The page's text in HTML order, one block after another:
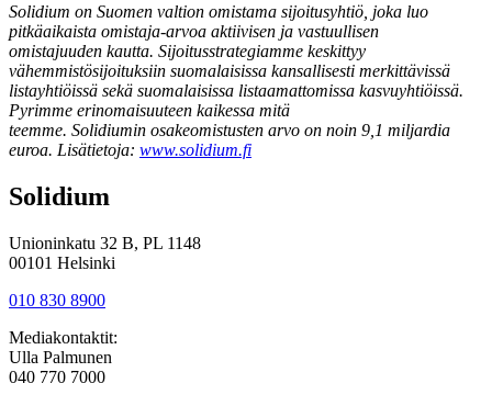
Solidium on Suomen valtion omistama sijoitusyhtiö, joka luo
pitkäaikaista omistaja-arvoa aktiivisen ja vastuullisen
omistajuuden kautta. Sijoitusstrategiamme keskittyy
vähemmistösijoituksiin suomalaisissa kansallisesti merkittävissä
listayhtiöissä sekä suomalaisissa listaamattomissa kasvuyhtiöissä.
Pyrimme erinomaisuuteen kaikessa mitä
teemme. Solidiumin osakeomistusten arvo on noin 9,1 miljardia
euroa. Lisätietoja: www.solidium.fi
Solidium
Unioninkatu 32 B, PL 1148
00101 Helsinki
010 830 8900
Mediakontaktit:
Ulla Palmunen
040 770 7000